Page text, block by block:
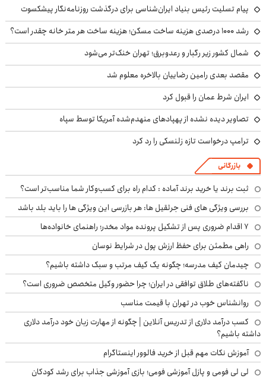
پیام تسلیت رئیس بنیاد ایران‌شناسی برای درگذشت روزنامه‌نگار پیشکسوت
رشد ۱۰۰۰ درصدی هزینه ساخت مسکن؛ هزینه ساخت هر متر خانه چقدر است؟
شمال کشور زیر رگبار و رعدوبرق؛ تهران خنک‌تر می‌شود
مقصد بعدی رامین رضاییان بالاخره معلوم شد
ایران شرط عمان را قبول کرد
تصاویر دیده نشده از پهپادهای منهدم‌شده آمریکا توسط سپاه
ترامپ درخواست تازه زلنسکی را رد کرد
بازرگانی
ثبت برند یا خرید برند آماده : کدام راه برای کسب‌وکار شما مناسب‌تر است؟
بررسی ویژگی های فنی جرثقیل ها: هر بازرسی این ویژگی ها را باید بلد باشد
۷ اقدام ضروری پس از تشکیل پرونده مواد مخدر؛ راهنمای خانواده‌ها
راهی مطمئن برای حفظ ارزش پول در شرایط نوسان
چیدمان کیف مدرسه؛ چگونه یک کیف مرتب و سبک داشته باشیم؟
ناگفته‌های طلاق توافقی در ایران؛ چرا حضور وکیل متخصص ضروری است؟
روانشناس خوب در تهران با قیمت مناسب
کسب درآمد دلاری از تدریس آنلاین | چگونه از مهارت زبان خود درآمد دلاری
داشته باشیم؟
آموزش نکات مهم قبل از خرید فالوور اینستاگرام
لی لی فومی و پازل آموزشی فومی؛ بازی آموزشی جذاب برای رشد کودکان